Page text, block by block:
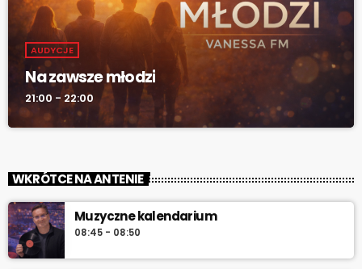
AUDYCJE
Na zawsze młodzi
21:00 - 22:00
WKRÓTCE NA ANTENIE
Muzyczne kalendarium
08:45 - 08:50